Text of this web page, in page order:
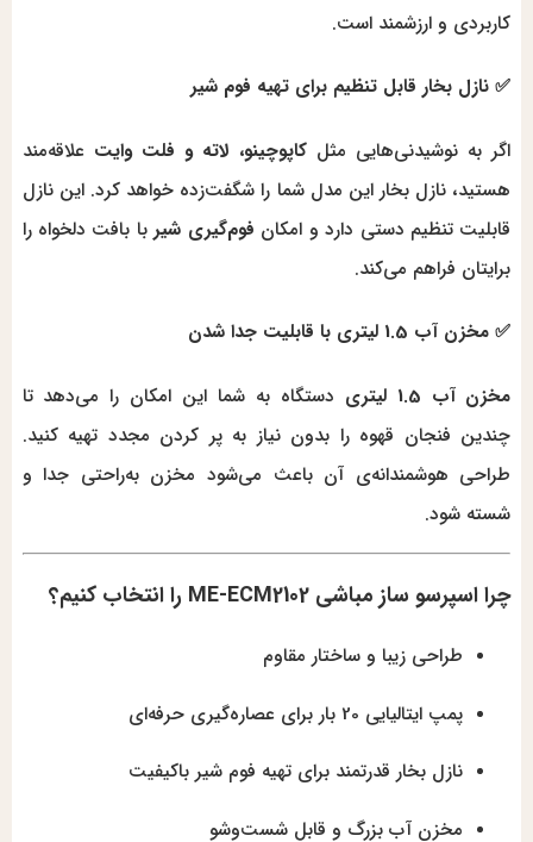
کاربردی و ارزشمند است.
✅ نازل بخار قابل تنظیم برای تهیه فوم شیر
اگر به نوشیدنی‌هایی مثل کاپوچینو، لاته و فلت وایت علاقه‌مند
هستید، نازل بخار این مدل شما را شگفت‌زده خواهد کرد. این نازل
قابلیت تنظیم دستی دارد و امکان فوم‌گیری شیر با بافت دلخواه را
برایتان فراهم می‌کند.
✅ مخزن آب 1.5 لیتری با قابلیت جدا شدن
مخزن آب 1.5 لیتری
دستگاه به شما این امکان را می‌دهد تا
چندین فنجان قهوه را بدون نیاز به پر کردن مجدد تهیه کنید.
طراحی هوشمندانه‌ی آن باعث می‌شود مخزن به‌راحتی جدا و
شسته شود.
چرا اسپرسو ساز مباشی ME-ECM2102 را انتخاب کنیم؟
طراحی زیبا و ساختار مقاوم
پمپ ایتالیایی 20 بار برای عصاره‌گیری حرفه‌ای
نازل بخار قدرتمند برای تهیه فوم شیر باکیفیت
مخزن آب بزرگ و قابل شست‌وشو